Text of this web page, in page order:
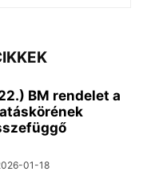
BM rendelet a
01-18